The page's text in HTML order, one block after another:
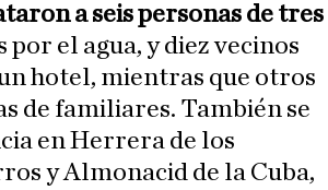
a seis personas de tres
por el agua, y diez vecinos
hotel, mientras que otros
de familiares. También se
en Herrera de los
y Almonacid de la Cuba,